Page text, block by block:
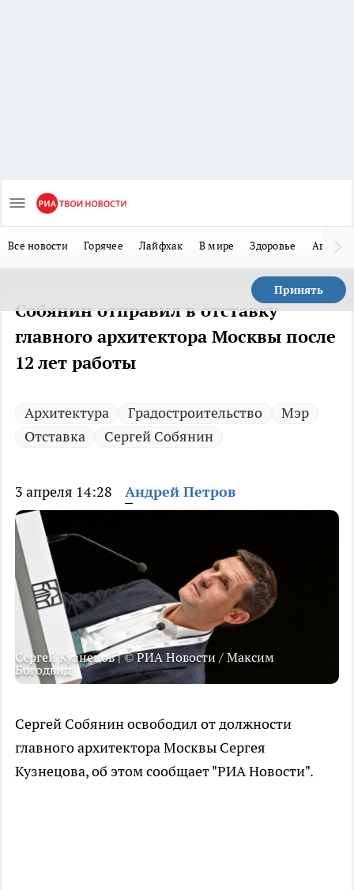
Все новости Горячее Лайфхак В мире Здоровье Авто
Принять
Собянин отправил в отставку
главного архитектора Москвы после
12 лет работы
Архитектура Градостроительство
Мэр
Отставка
Сергей Собянин
3 апреля 14:28 Андрей Петров
Сергей Кузнецов | © РИА Новости / Максим
Богодвид
Сергей Собянин освободил от должности
главного архитектора Москвы Сергея
Кузнецова, об этом сообщает "РИА Новости".